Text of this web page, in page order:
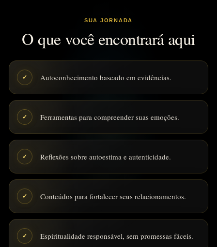
SUA JORNADA
O que você encontrará aqui
✓ Autoconhecimento baseado em evidências.
✓ Ferramentas para compreender suas emoções.
✓ Reflexões sobre autoestima e autenticidade.
✓ Conteúdos para fortalecer seus relacionamentos.
✓ Espiritualidade responsável, sem promessas fáceis.